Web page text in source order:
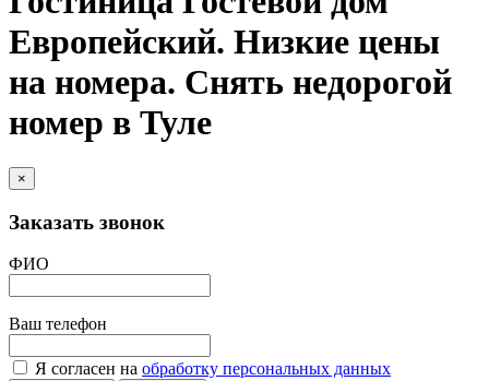
Европейский. Низкие цены
на номера. Снять недорогой
номер в Туле
×
Заказать звонок
ФИО
Ваш телефон
Я согласен на обработку персональных данных